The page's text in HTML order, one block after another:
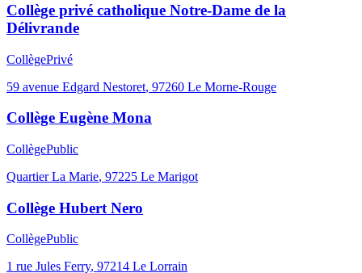
Collège privé catholique Notre-Dame de la
Délivrande
CollègePrivé
59 avenue Edgard Nestoret, 97260 Le Morne-Rouge
Collège Eugène Mona
CollègePublic
Quartier La Marie, 97225 Le Marigot
Collège Hubert Nero
CollègePublic
1 rue Jules Ferry, 97214 Le Lorrain